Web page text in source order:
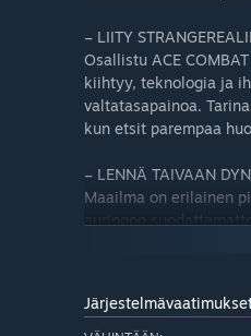
– LIITY
Osallistu ACE
kiihtyy, teknologia ja
valtatasapainoa.
kun etsit parempaa
– LENNÄ TAIVAAN
Maailma on erilainen
auringon
taistelun kulun niiden